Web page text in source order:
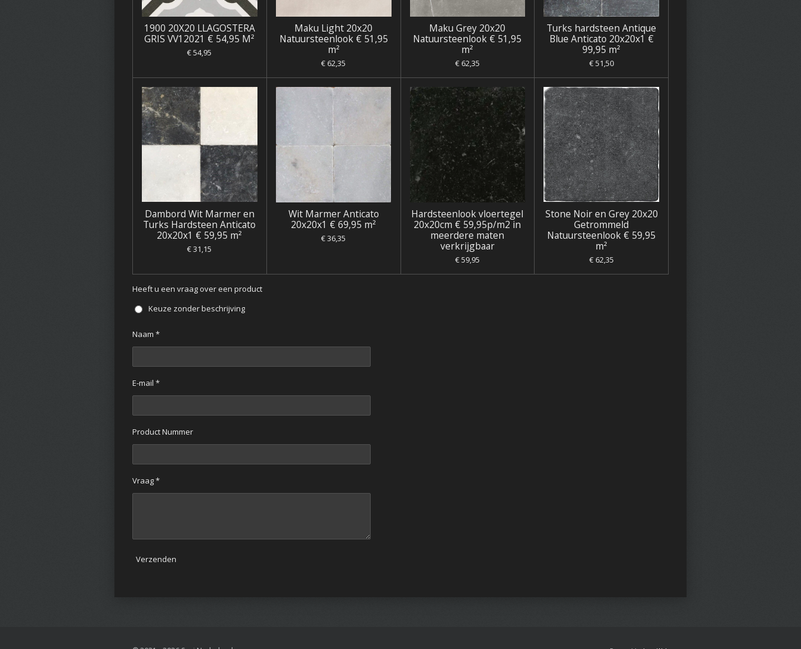
1900 20X20 LLAGOSTERA
GRIS VV12021 € 54,95 M²
€ 54,95
Maku Light 20x20
Natuursteenlook € 51,95
m²
€ 62,35
Maku Grey 20x20
Natuursteenlook € 51,95
m²
€ 62,35
Turks hardsteen Antique
Blue Anticato 20x20x1 €
99,95 m²
€ 51,50
Dambord Wit Marmer en
Turks Hardsteen Anticato
20x20x1 € 59,95 m²
€ 31,15
Wit Marmer Anticato
20x20x1 € 69,95 m²
€ 36,35
Hardsteenlook vloertegel
20x20cm € 59,95p/m2 in
meerdere maten
verkrijgbaar
€ 59,95
Stone Noir en Grey 20x20
Getrommeld
Natuursteenlook € 59,95
m²
€ 62,35
Heeft u een vraag over een product
Keuze zonder beschrijving
Naam *
E-mail *
Product Nummer
Vraag *
Verzenden